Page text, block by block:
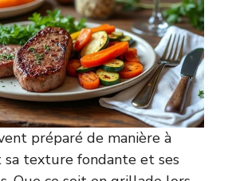
préparé de manière à
texture fondante et ses